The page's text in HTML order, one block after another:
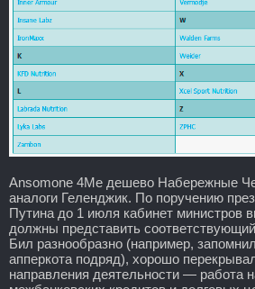
Ansomone 4Me дешево Набережные
аналоги Геленджик. По поручению
Путина до 1 июля кабинет министров
должны представить
Бил разнообразно (например,
апперкота подряд), хорошо
направления деятельности — работа